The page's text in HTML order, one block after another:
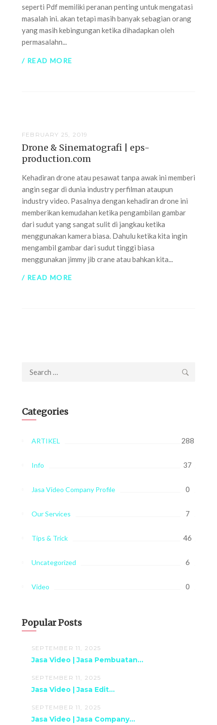
seperti Pdf memiliki peranan penting untuk mengatasi
masalah ini. akan tetapi masih banyak sebagian orang
yang masih kebingungan ketika dihadapkan oleh
permasalahn...
/ READ MORE
FEBRUARY 25, 2019
Drone & Sinematografi | eps-
production.com
Kehadiran drone atau pesawat tanpa awak ini memberi
angin segar di dunia industry perfilman ataupun
industry video. Pasalnya dengan kehadiran drone ini
memberikan kemudahan ketika pengambilan gambar
dari sudut yang sangat sulit di jangkau ketika
menggunakan kamera biasa. Dahulu ketika kita ingin
mengambil gambar dari sudut tinggi biasa
menggunakan jimmy jib crane atau bahkan kita...
/ READ MORE
Search
Categories
ARTIKEL 288
Info 37
Jasa Video Company Profile 0
Our Services 7
Tips & Trick 46
Uncategorized 6
Video 0
Popular Posts
SEPTEMBER 11, 2025
Jasa Video | Jasa Pembuatan...
SEPTEMBER 11, 2025
Jasa Video | Jasa Edit...
SEPTEMBER 11, 2025
Jasa Video | Jasa Company...